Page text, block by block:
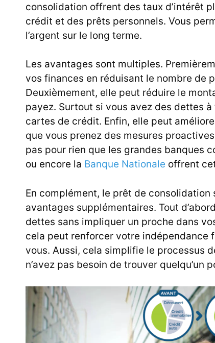
consolidation offrent des taux d’intérêt
crédit et des prêts personnels. Vous
l’argent sur le long terme.
Les avantages sont multiples.
vos finances en réduisant le nombre de
Deuxièmement, elle peut réduire le
payez. Surtout si vous avez des dettes
cartes de crédit. Enfin, elle peut
que vous prenez des mesures
pas pour rien que les grandes banques
ou encore la Banque Nationale offrent
En complément, le prêt de consolidation
avantages supplémentaires. Tout
dettes sans impliquer un proche dans
cela peut renforcer votre indépendance
vous. Aussi, cela simplifie le processus
n’avez pas besoin de trouver quelqu’un